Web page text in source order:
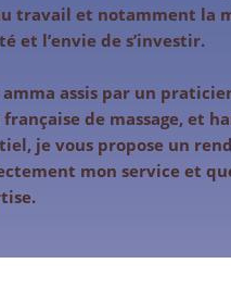
travail et notamment la
et l’envie de s’investir.
amma assis par un
de massage, et
je vous propose un
mon service et